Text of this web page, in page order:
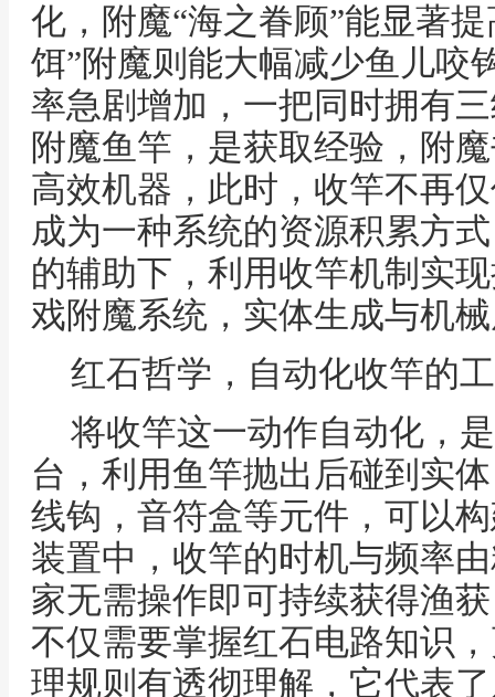
化，附魔“海之眷顾”能显著
饵”附魔则能大幅减少鱼儿咬
率急剧增加，一把同时拥有
附魔鱼竿，是获取经验，附
高效机器，此时，收竿不再
成为一种系统的资源积累方
的辅助下，利用收竿机制实
戏附魔系统，实体生成与机
红石哲学，自动化收竿的
将收竿这一动作自动化，
台，利用鱼竿抛出后碰到实
线钩，音符盒等元件，可以
装置中，收竿的时机与频率
家无需操作即可持续获得渔
不仅需要掌握红石电路知识
理规则有透彻理解，它代表